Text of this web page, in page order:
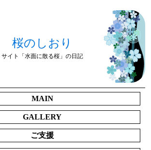
桜のしおり
サイト「水面に散る桜」の日記
MAIN
GALLERY
ご支援